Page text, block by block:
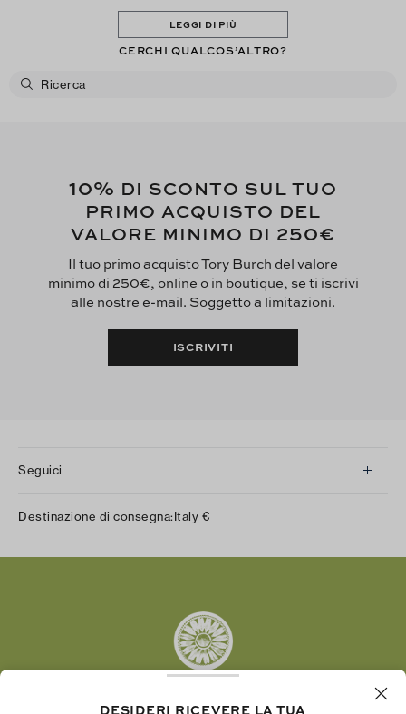
LEGGI DI PIÙ
CERCHI QUALCOS’ALTRO?
10% DI SCONTO SUL TUO
PRIMO ACQUISTO DEL
VALORE MINIMO DI 250€
Il tuo primo acquisto Tory Burch del valore
minimo di 250€, online o in boutique, se ti iscrivi
alle nostre e-mail. Soggetto a limitazioni.
ISCRIVITI
Seguici
Twitter
LinkedIn
Destinazione di consegna:Italy €
DESIDERI RICEVERE LA TUA